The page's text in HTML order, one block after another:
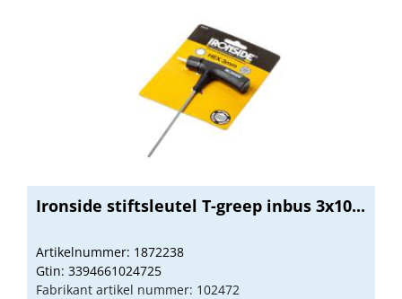
Ironside stiftsleutel T-greep inbus 3x10...
Artikelnummer: 1872238
Gtin: 3394661024725
Fabrikant artikel nummer: 102472